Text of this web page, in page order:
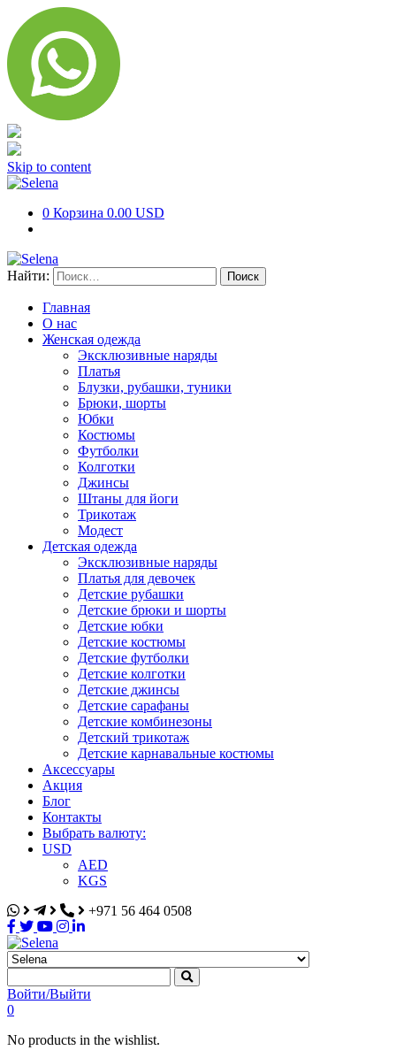
Skip to content
0 Корзина 0.00 USD
Найти:
Главная
О нас
Женская одежда
Эксклюзивные наряды
Платья
Блузки, рубашки, туники
Брюки, шорты
Юбки
Костюмы
Футболки
Колготки
Джинсы
Штаны для йоги
Трикотаж
Модест
Детская одежда
Эксклюзивные наряды
Платья для девочек
Детские рубашки
Детские брюки и шорты
Детские юбки
Детские костюмы
Детские футболки
Детские колготки
Детские джинсы
Детские сарафаны
Детские комбинезоны
Детский трикотаж
Детские карнавальные костюмы
Аксессуары
Акция
Блог
Контакты
Выбрать валюту:
USD
AED
KGS
+971 56 464 0508
Selena
Интернет-магазин
Войти/Выйти
0
No products in the wishlist.